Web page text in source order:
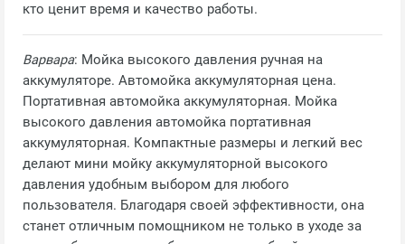
кто ценит время и качество работы.
Варвара: Мойка высокого давления ручная на
аккумуляторе. Автомойка аккумуляторная цена.
Портативная автомойка аккумуляторная. Мойка
высокого давления автомойка портативная
аккумуляторная. Компактные размеры и легкий вес
делают мини мойку аккумуляторной высокого
давления удобным выбором для любого
пользователя. Благодаря своей эффективности, она
станет отличным помощником не только в уходе за